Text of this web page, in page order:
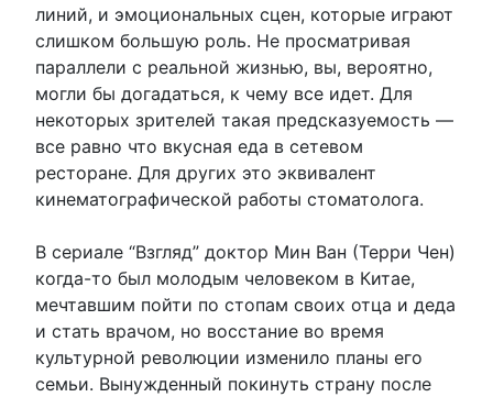
линий, и эмоциональных сцен, которые играют
слишком большую роль. Не просматривая
параллели с реальной жизнью, вы, вероятно,
могли бы догадаться, к чему все идет. Для
некоторых зрителей такая предсказуемость —
все равно что вкусная еда в сетевом
ресторане. Для других это эквивалент
кинематографической работы стоматолога.
В сериале “Взгляд” доктор Мин Ван (Терри Чен)
когда-то был молодым человеком в Китае,
мечтавшим пойти по стопам своих отца и деда
и стать врачом, но восстание во время
культурной революции изменило планы его
семьи. Вынужденный покинуть страну после